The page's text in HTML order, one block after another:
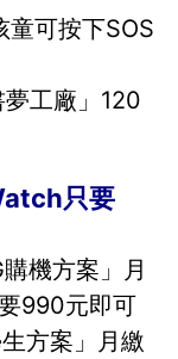
童可按下SOS
工廠」120
只要
機方案」月
990元即可
方案」月繳